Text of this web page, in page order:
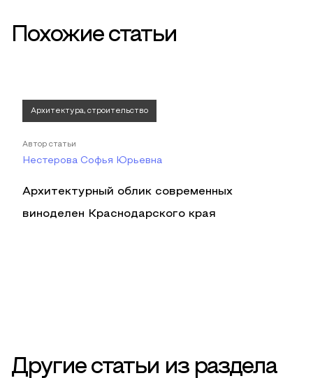
Похожие статьи
Архитектура, строительство
Автор статьи
Нестерова Софья Юрьевна
Архитектурный облик современных
виноделен Краснодарского края
Другие статьи из раздела